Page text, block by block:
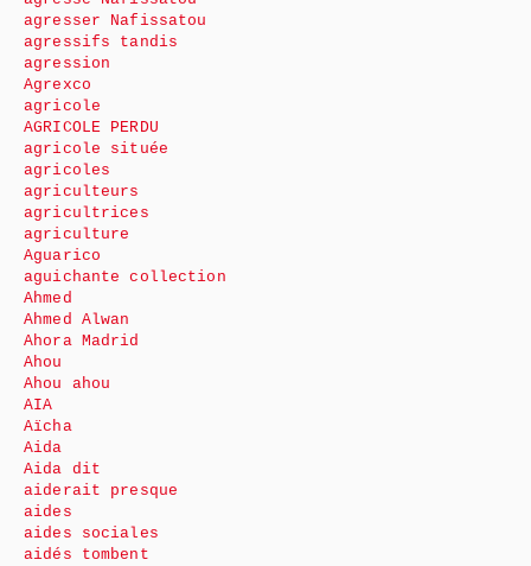
agresser Nafissatou
agressifs tandis
agression
Agrexco
agricole
AGRICOLE PERDU
agricole située
agricoles
agriculteurs
agricultrices
agriculture
Aguarico
aguichante collection
Ahmed
Ahmed Alwan
Ahora Madrid
Ahou
Ahou ahou
AIA
Aïcha
Aida
Aida dit
aiderait presque
aides
aides sociales
aidés tombent